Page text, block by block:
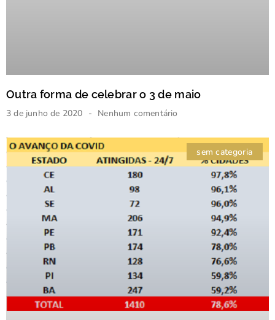
Outra forma de celebrar o 3 de maio
3 de junho de 2020 Nenhum comentário
sem categoria